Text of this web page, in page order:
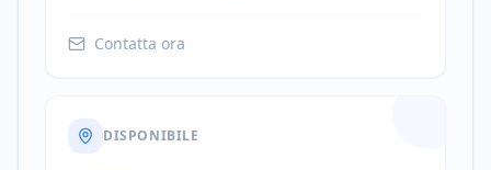
Contatta ora
DISPONIBILE